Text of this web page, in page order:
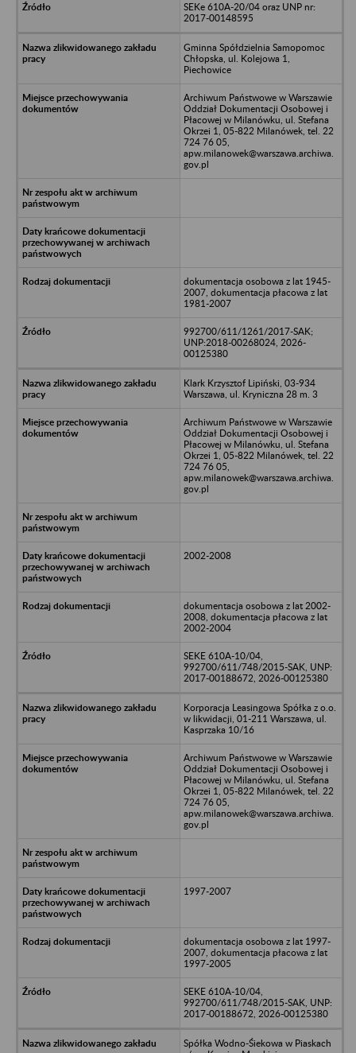
SEKe 610A-20/04 oraz UNP nr:
2017-00148595
Gminna Spółdzielnia Samopomoc
Chłopska, ul. Kolejowa 1,
Piechowice
Archiwum Państwowe w Warszawie
Oddział Dokumentacji Osobowej i
Płacowej w Milanówku, ul. Stefana
Okrzei 1, 05-822 Milanówek, tel. 22
724 76 05,
apw.milanowek@warszawa.archiwa.
gov.pl
dokumentacja osobowa z lat 1945-
2007, dokumentacja płacowa z lat
1981-2007
992700/611/1261/2017-SAK;
UNP:2018-00268024, 2026-
00125380
Klark Krzysztof Lipiński, 03-934
Warszawa, ul. Kryniczna 28 m. 3
Archiwum Państwowe w Warszawie
Oddział Dokumentacji Osobowej i
Płacowej w Milanówku, ul. Stefana
Okrzei 1, 05-822 Milanówek, tel. 22
724 76 05,
apw.milanowek@warszawa.archiwa.
gov.pl
2002-2008
dokumentacja osobowa z lat 2002-
2008, dokumentacja płacowa z lat
2002-2004
SEKE 610A-10/04,
992700/611/748/2015-SAK, UNP:
2017-00188672, 2026-00125380
Korporacja Leasingowa Spółka z o.o.
w likwidacji, 01-211 Warszawa, ul.
Kasprzaka 10/16
Archiwum Państwowe w Warszawie
Oddział Dokumentacji Osobowej i
Płacowej w Milanówku, ul. Stefana
Okrzei 1, 05-822 Milanówek, tel. 22
724 76 05,
apw.milanowek@warszawa.archiwa.
gov.pl
1997-2007
dokumentacja osobowa z lat 1997-
2007, dokumentacja płacowa z lat
1997-2005
SEKE 610A-10/04,
992700/611/748/2015-SAK, UNP:
2017-00188672, 2026-00125380
Spółka Wodno-Śiekowa w Piaskach